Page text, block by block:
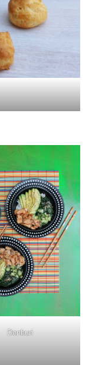
Donburi